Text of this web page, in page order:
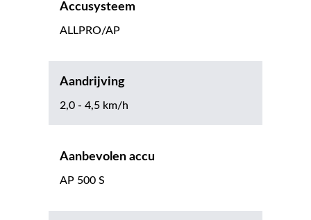
Accusysteem
ALLPRO/AP
Aandrijving
2,0 - 4,5 km/h
Aanbevolen accu
AP 500 S